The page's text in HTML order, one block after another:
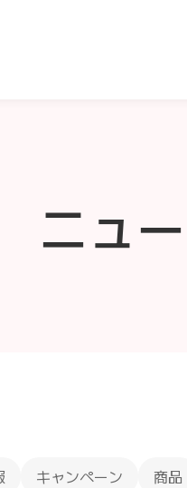
ニュ
キャンペーン 商品